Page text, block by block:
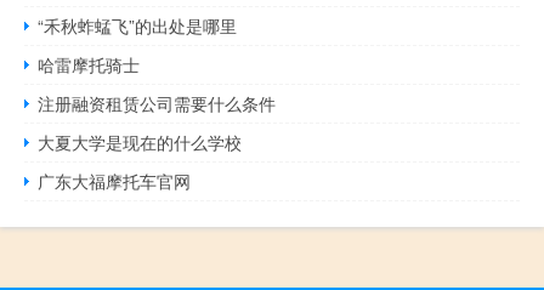
“禾秋蚱蜢飞”的出处是哪里
哈雷摩托骑士
注册融资租赁公司需要什么条件
大夏大学是现在的什么学校
广东大福摩托车官网